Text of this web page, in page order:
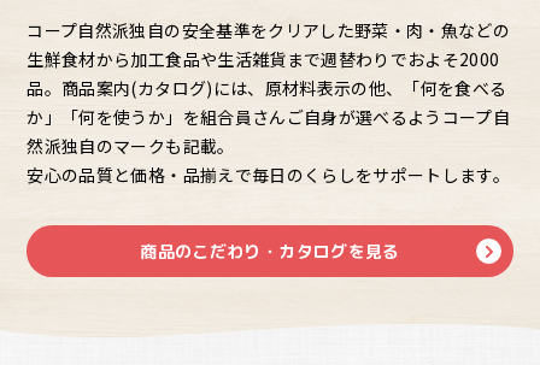
コープ自然派独自の安全基準をクリアした野菜・肉・魚などの
生鮮食材から加工食品や生活雑貨まで週替わりでおよそ2000
品。商品案内(カタログ)には、原材料表示の他、「何を食べる
か」「何を使うか」を組合員さんご自身が選べるようコープ自
然派独自のマークも記載。
安心の品質と価格・品揃えで毎日のくらしをサポートします。
商品のこだわり・カタログを見る